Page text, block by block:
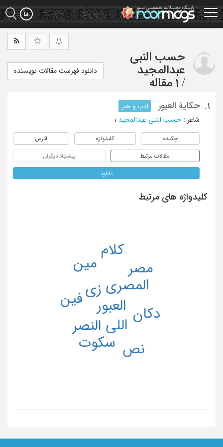
Skip
to
main
حسب النبی
عبدالمجید
/ 1 مقاله
دانلود فهرست مقالات نویسنده
1. حکایة العبور
ادب و هنر
شاعر : حسب النبی عبدالمجید ؛
چکیده کلیدواژه آدرس
مقالات مرتبط پیشنهاد دیگران
دانلود
کلیدواژه های مرتبط
العبور
اللی
المصری
النصر
دکان
زی
سکوت
فین
مصر مین
نص
کلام